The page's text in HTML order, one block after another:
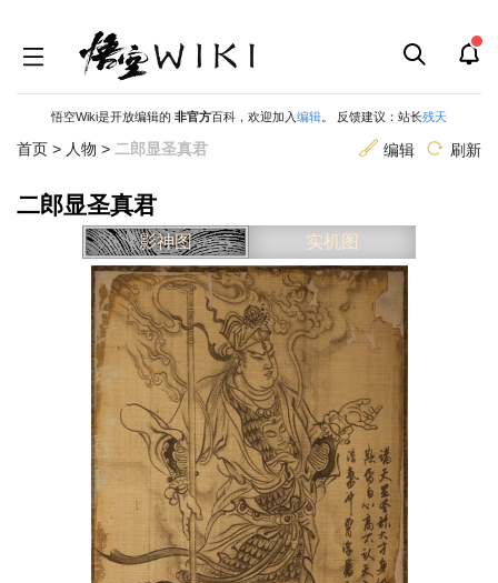
悟空Wiki是开放编辑的 非官方百科，欢迎加入编辑 。 反馈建议：站长残天
首页 > 人物 > 二郎显圣真君 编辑 刷新
二郎显圣真君
影神图 实机图